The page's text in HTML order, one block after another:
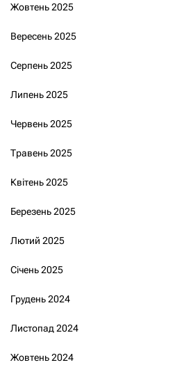
Жовтень 2025
Вересень 2025
Серпень 2025
Липень 2025
Червень 2025
Травень 2025
Квітень 2025
Березень 2025
Лютий 2025
Січень 2025
Грудень 2024
Листопад 2024
Жовтень 2024